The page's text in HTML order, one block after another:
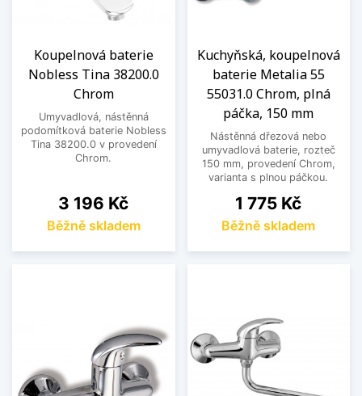
Koupelnová baterie
Nobless Tina 38200.0
Chrom
Umyvadlová, nástěnná
podomítková baterie Nobless
Tina 38200.0 v provedení
Chrom.
Cena
3 196 Kč
Běžně skladem
Kuchyňská, koupelnová
baterie Metalia 55
55031.0 Chrom, plná
páčka, 150 mm
Nástěnná dřezová nebo
umyvadlová baterie, rozteč
150 mm, provedení Chrom,
varianta s plnou páčkou.
Cena
1 775 Kč
Běžně skladem